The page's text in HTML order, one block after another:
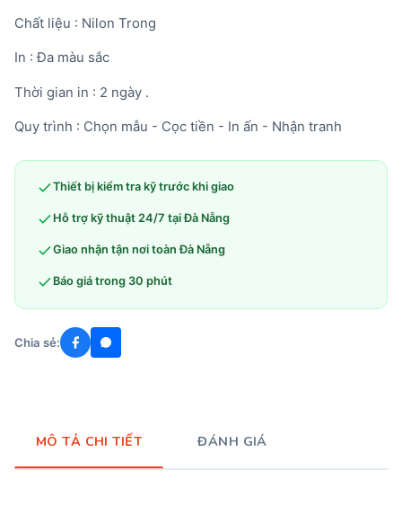
Chất liệu : Nilon Trong
In : Đa màu sắc
Thời gian in : 2 ngày .
Quy trình : Chọn mẫu - Cọc tiền - In ấn - Nhận tranh
Thiết bị kiểm tra kỹ trước khi giao
Hỗ trợ kỹ thuật 24/7 tại Đà Nẵng
Giao nhận tận nơi toàn Đà Nẵng
Báo giá trong 30 phút
Chia sẻ:
MÔ TẢ CHI TIẾT ĐÁNH GIÁ